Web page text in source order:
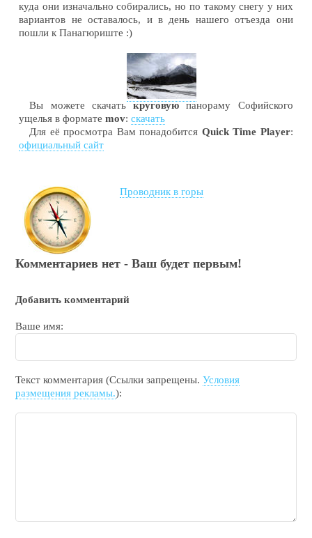
куда они изначально собирались, но по такому снегу у них
вариантов не оставалось, и в день нашего отъезда они
пошли к Панагюриште :)
Вы можете скачатькруговуюпанораму Софийского
ущелья в форматеmov:скачать
Для её просмотра Вам понадобится Quick Time Player:
официальный сайт
Проводник в горы
Комментариев нет - Ваш будет первым!
Добавить комментарий
Ваше имя:
Текст комментария (Ссылки запрещены.Условия
размещения рекламы.):